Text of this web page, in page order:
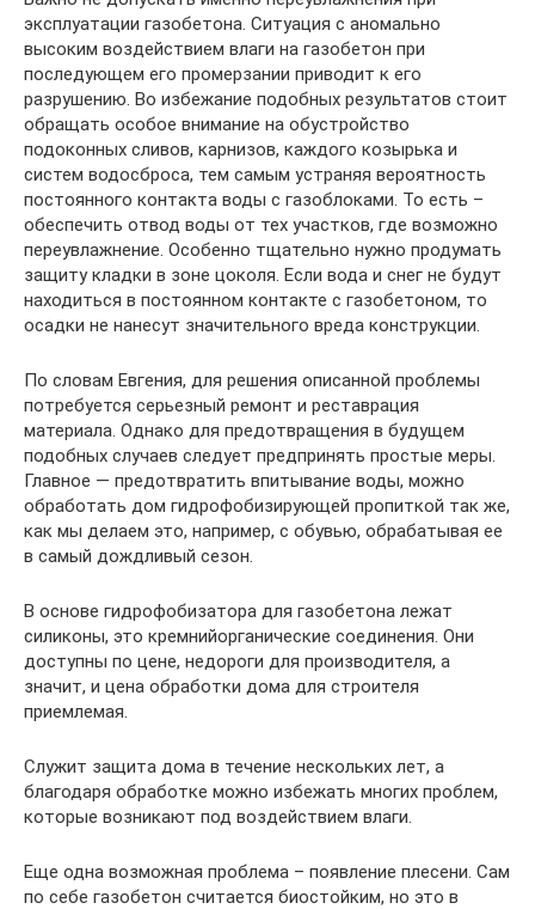
эксплуатации газобетона. Ситуация с аномально
высоким воздействием влаги на газобетон при
последующем его промерзании приводит к его
разрушению. Во избежание подобных результатов стоит
обращать особое внимание на обустройство
подоконных сливов, карнизов, каждого козырька и
систем водосброса, тем самым устраняя вероятность
постоянного контакта воды с газоблоками. То есть –
обеспечить отвод воды от тех участков, где возможно
переувлажнение. Особенно тщательно нужно продумать
защиту кладки в зоне цоколя. Если вода и снег не будут
находиться в постоянном контакте с газобетоном, то
осадки не нанесут значительного вреда конструкции.
По словам Евгения, для решения описанной проблемы
потребуется серьезный ремонт и реставрация
материала. Однако для предотвращения в будущем
подобных случаев следует предпринять простые меры.
Главное — предотвратить впитывание воды, можно
обработать дом гидрофобизирующей пропиткой так же,
как мы делаем это, например, с обувью, обрабатывая ее
в самый дождливый сезон.
В основе гидрофобизатора для газобетона лежат
силиконы, это кремнийорганические соединения. Они
доступны по цене, недороги для производителя, а
значит, и цена обработки дома для строителя
приемлемая.
Служит защита дома в течение нескольких лет, а
благодаря обработке можно избежать многих проблем,
которые возникают под воздействием влаги.
Еще одна возможная проблема – появление плесени. Сам
по себе газобетон считается биостойким, но это в